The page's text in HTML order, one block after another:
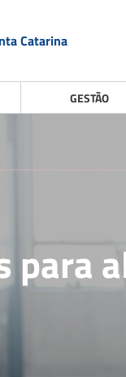
Catarina
GESTÃO
para